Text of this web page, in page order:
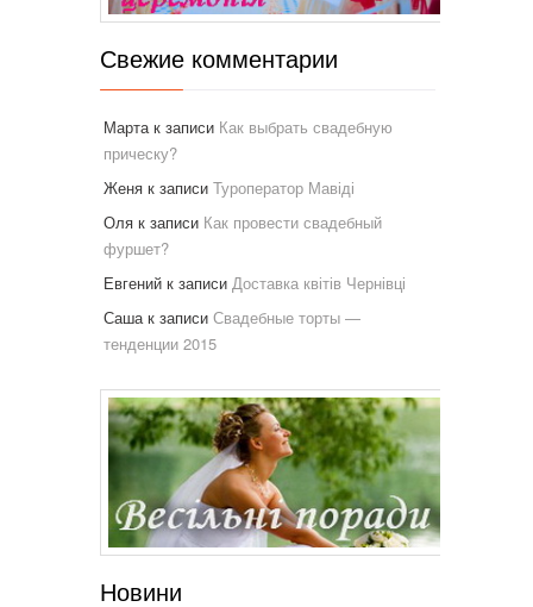
Свежие комментарии
Марта к записи Как выбрать свадебную
прическу?
Женя к записи Туроператор Мавіді
Оля к записи Как провести свадебный
фуршет?
Евгений к записи Доставка квітів Чернівці
Саша к записи Свадебные торты —
тенденции 2015
Новини